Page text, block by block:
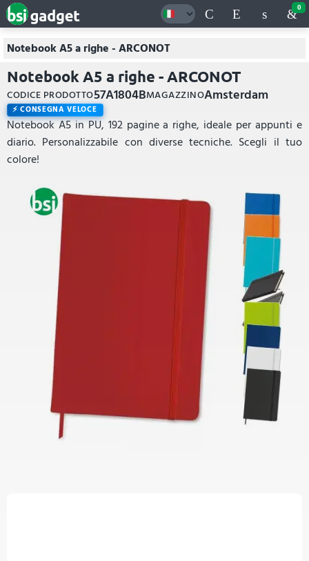
0
Notebook A5 a righe - ARCONOT
Notebook A5 a righe - ARCONOT
CODICE PRODOTTO57A1804BMAGAZZINOAmsterdam
CONSEGNA VELOCE
Notebook A5 in PU, 192 pagine a righe, ideale per appunti e
diario. Personalizzabile con diverse tecniche. Scegli il tuo
colore!